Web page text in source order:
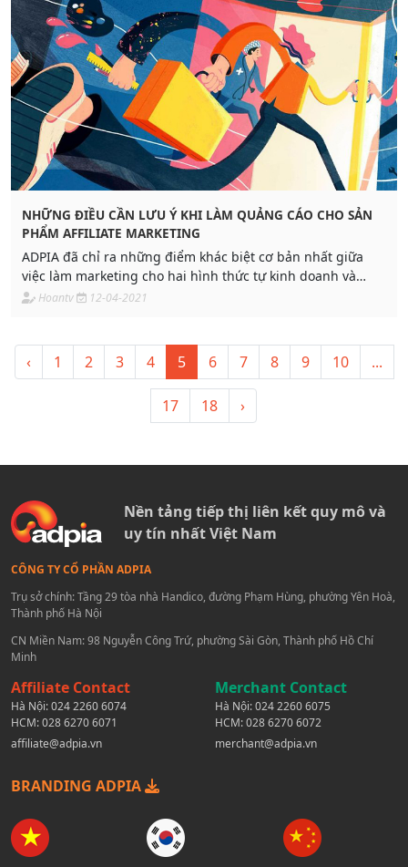
NHỮNG ĐIỀU CẦN LƯU Ý KHI LÀM QUẢNG CÁO CHO SẢN
PHẨM AFFILIATE MARKETING
ADPIA đã chỉ ra những điểm khác biệt cơ bản nhất giữa
việc làm marketing cho hai hình thức tự kinh doanh và
affiliate marketing (tiếp thị liên kết). Trong bài viết này, hãy
trên hệ thống ADPIA nhé!
Hoantv 12-04-2021
‹ 1 2 3 4 5 6 7 8 9 10 ...
17 18 ›
Nền tảng tiếp thị liên kết quy mô và
uy tín nhất Việt Nam
CÔNG TY CỔ PHẦN ADPIA
Trụ sở chính: Tầng 29 tòa nhà Handico, đường Phạm Hùng, phường Yên Hoà,
Thành phố Hà Nội
CN Miền Nam: 98 Nguyễn Công Trứ, phường Sài Gòn, Thành phố Hồ Chí
Minh
Affiliate Contact
Hà Nội:024 2260 6074
HCM:028 6270 6071
affiliate@adpia.vn
Merchant Contact
Hà Nội:024 2260 6075
HCM:028 6270 6072
merchant@adpia.vn
BRANDING ADPIA